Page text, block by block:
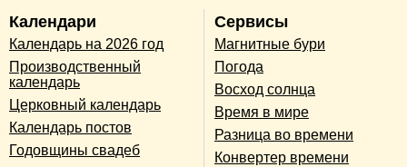
Календари
Календарь на 2026 год
Производственный
календарь
Церковный календарь
Календарь постов
Годовщины свадеб
Сервисы
Магнитные бури
Погода
Восход солнца
Время в мире
Разница во времени
Конвертер времени